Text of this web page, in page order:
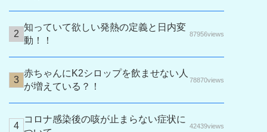
知っていて欲しい発熱の定義と日内変
動！！
87956views
赤ちゃんにK2シロップを飲ませない人
が増えている？！
78870views
コロナ感染後の咳が止まらない症状に
42439views